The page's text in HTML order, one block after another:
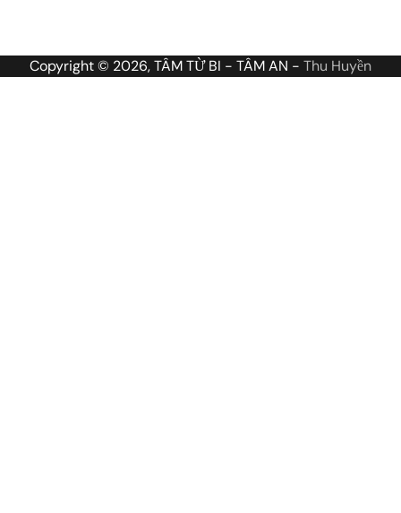
Copyright © 2026, TÂM TỪ BI - TÂM AN - Thu Huyền